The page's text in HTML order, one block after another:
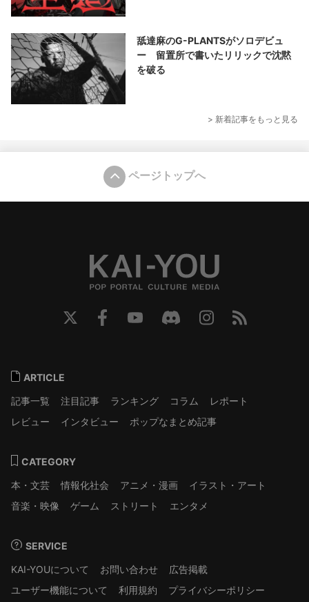
舐達麻のG-PLANTSがソロデビュ
ー 留置所で書いたリリックで沈黙
を破る
> 新着記事をもっと見る
ページトップへ
ARTICLE
記事一覧
注目記事 ランキング コラム
レポート
レビュー
インタビュー ポップなまとめ記事
CATEGORY
本・文芸
情報化社会 アニメ・漫画
イラスト・アート
音楽・映像
ゲーム ストリート エンタメ
SERVICE
KAI-YOUについて
お問い合わせ
広告掲載
ユーザー機能について
利用規約 プライバシーポリシー